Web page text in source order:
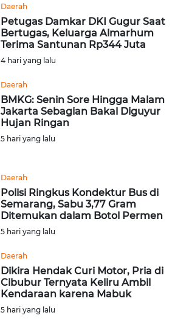
Daerah
Petugas Damkar DKI Gugur Saat
Bertugas, Keluarga Almarhum
Terima Santunan Rp344 Juta
4 hari yang lalu
Daerah
BMKG: Senin Sore Hingga Malam
Jakarta Sebagian Bakal Diguyur
Hujan Ringan
5 hari yang lalu
Daerah
Polisi Ringkus Kondektur Bus di
Semarang, Sabu 3,77 Gram
Ditemukan dalam Botol Permen
5 hari yang lalu
Daerah
Dikira Hendak Curi Motor, Pria di
Cibubur Ternyata Keliru Ambil
Kendaraan karena Mabuk
5 hari yang lalu